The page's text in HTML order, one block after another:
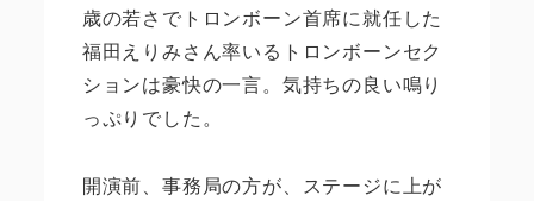
歳の若さでトロンボーン首席に就任した
福田えりみさん率いるトロンボーンセク
ションは豪快の一言。気持ちの良い鳴り
っぷりでした。
開演前、事務局の方が、ステージに上が